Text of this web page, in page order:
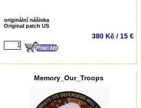
originální nášivka
Original patch US
380 Kč / 15 €
Memory_Our_Troops